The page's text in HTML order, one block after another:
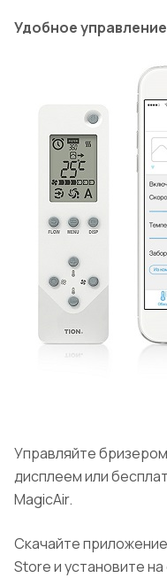
Удобное
Управляйте
дисплеем или
MagicAir.
Скачайте
Store и установите